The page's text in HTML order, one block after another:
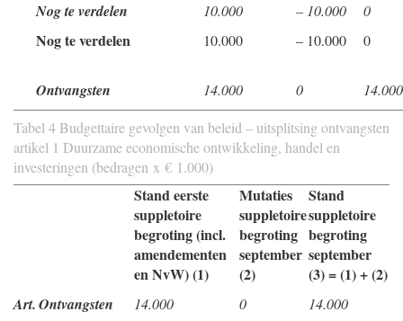
Nog te verdelen 10.000 – 10.000 0
Nog te verdelen 10.000 – 10.000 0
Ontvangsten 14.000 0
14.000
Tabel 4 Budgettaire gevolgen van beleid – uitsplitsing ontvangsten
artikel 1 Duurzame economische ontwikkeling, handel en
investeringen (bedragen x € 1.000)
Stand eerste
suppletoire
begroting (incl.
amendementen
en NvW) (1)
Mutaties
suppletoire
begroting
september
(2)
Stand
suppletoire
begroting
september
(3) = (1) + (2)
Art.Ontvangsten 14.000 0 14.000